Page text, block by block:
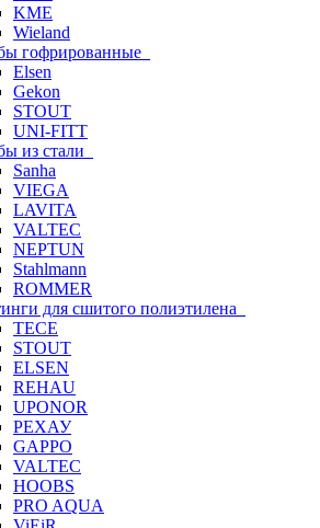
KME
Wieland
гофрированные
Elsen
Gekon
STOUT
UNI-FITT
из стали
Sanha
VIEGA
LAVITA
VALTEC
NEPTUN
Stahlmann
ROMMER
для сшитого полиэтилена
TECE
STOUT
ELSEN
REHAU
UPONOR
РЕХАУ
GAPPO
VALTEC
HOOBS
PRO AQUA